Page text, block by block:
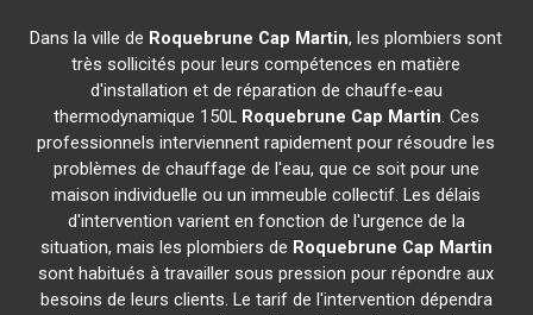
Dans la ville de Roquebrune Cap Martin, les plombiers sont
très sollicités pour leurs compétences en matière
d'installation et de réparation de chauffe-eau
thermodynamique 150L Roquebrune Cap Martin. Ces
professionnels interviennent rapidement pour résoudre les
problèmes de chauffage de l'eau, que ce soit pour une
maison individuelle ou un immeuble collectif. Les délais
d'intervention varient en fonction de l'urgence de la
situation, mais les plombiers de Roquebrune Cap Martin
sont habitués à travailler sous pression pour répondre aux
besoins de leurs clients. Le tarif de l'intervention dépendra